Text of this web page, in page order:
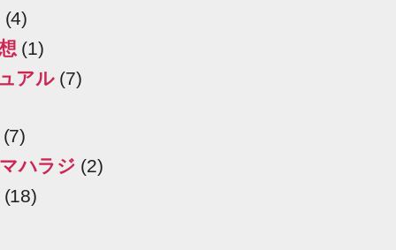
(4)
(1)
アル(7)
ハラジ (2)